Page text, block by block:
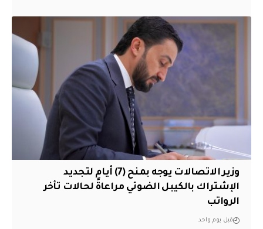
وزير الاتصالات يوجه بمنح (7) أيام لتجديد
الإشتراك بالكيبل الضوئي مراعاةً لحالات تأخر
الرواتب
قبل يوم واحد